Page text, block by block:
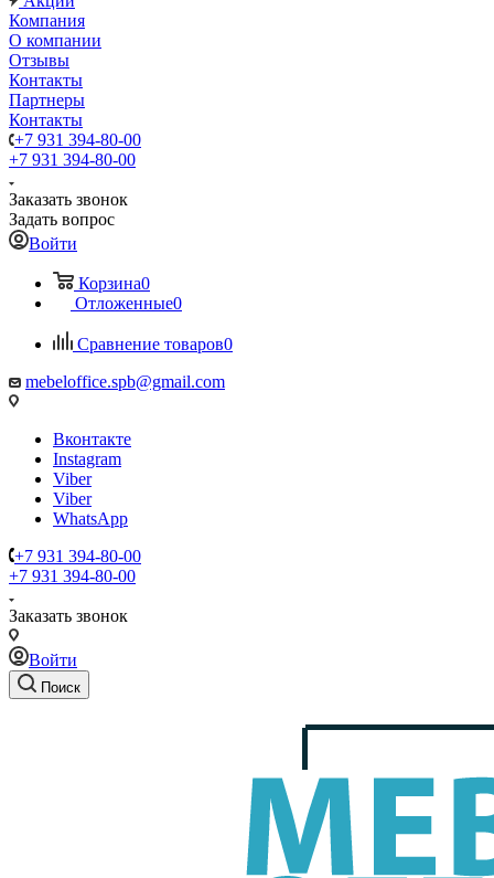
Компания
О компании
Отзывы
Контакты
Партнеры
Контакты
+7 931 394-80-00
+7 931 394-80-00
Заказать звонок
Задать вопрос
Войти
Корзина0
Отложенные0
Сравнение товаров0
mebeloffice.spb@gmail.com
Вконтакте
Instagram
Viber
Viber
WhatsApp
+7 931 394-80-00
+7 931 394-80-00
Заказать звонок
Войти
Поиск